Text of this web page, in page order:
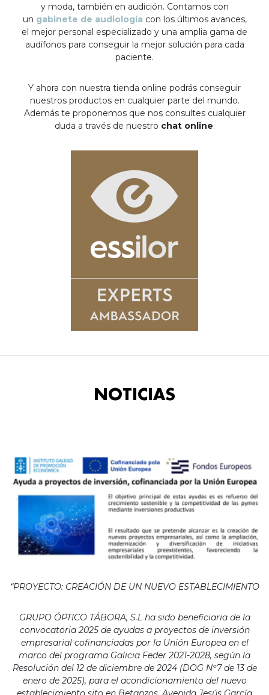
y moda, también en audición. Contamos con
un gabinete de audiología con los últimos avances,
el mejor personal especializado y una amplia gama de
audífonos para conseguir la mejor solución para cada
paciente.
Y ahora con nuestra tienda online podrás conseguir
nuestros productos en cualquier parte del mundo.
Además te proponemos que nos consultes cualquier
duda a través de nuestro chat online.
NOTICIAS
“PROYECTO: CREACIÓN DE UN NUEVO ESTABLECIMIENTO
GRUPO ÓPTICO TÁBORA, S.L ha sido beneficiaria de la
convocatoria 2025 de ayudas a proyectos de inversión
empresarial cofinanciadas por la Unión Europea en el
marco del programa Galicia Feder 2021-2028, según la
Resolución del 12 de diciembre de 2024 (DOG Nº7 de 13 de
enero de 2025), para el acondicionamiento del nuevo